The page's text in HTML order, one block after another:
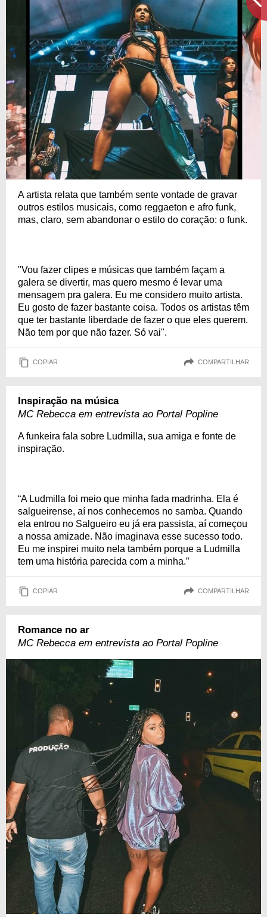
A artista relata que também sente vontade de gravar
outros estilos musicais, como reggaeton e afro funk,
mas, claro, sem abandonar o estilo do coração: o funk.
"Vou fazer clipes e músicas que também façam a
galera se divertir, mas quero mesmo é levar uma
mensagem pra galera. Eu me considero muito artista.
Eu gosto de fazer bastante coisa. Todos os artistas têm
que ter bastante liberdade de fazer o que eles querem.
Não tem por que não fazer. Só vai".
COPIAR COMPARTILHAR
Inspiração na música
MC Rebecca em entrevista ao Portal Popline
A funkeira fala sobre Ludmilla, sua amiga e fonte de
inspiração.
“A Ludmilla foi meio que minha fada madrinha. Ela é
salgueirense, aí nos conhecemos no samba. Quando
ela entrou no Salgueiro eu já era passista, aí começou
a nossa amizade. Não imaginava esse sucesso todo.
Eu me inspirei muito nela também porque a Ludmilla
tem uma história parecida com a minha.”
COPIAR COMPARTILHAR
Romance no ar
MC Rebecca em entrevista ao Portal Popline